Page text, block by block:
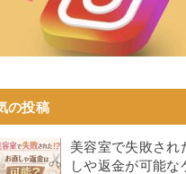
の投稿
美容室で失敗され
しや返金が可能な